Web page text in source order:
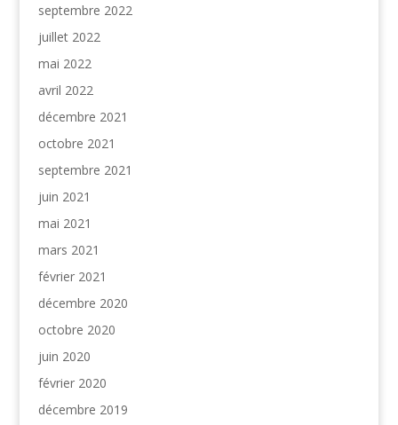
septembre 2022
juillet 2022
mai 2022
avril 2022
décembre 2021
octobre 2021
septembre 2021
juin 2021
mai 2021
mars 2021
février 2021
décembre 2020
octobre 2020
juin 2020
février 2020
décembre 2019